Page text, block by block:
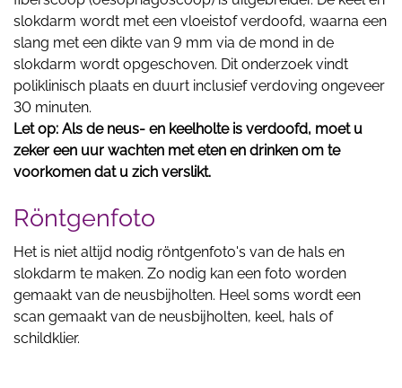
slokdarm wordt met een vloeistof verdoofd, waarna een
slang met een dikte van 9 mm via de mond in de
slokdarm wordt opgeschoven. Dit onderzoek vindt
poliklinisch plaats en duurt inclusief verdoving ongeveer
30 minuten.
Let op: Als de neus- en keelholte is verdoofd, moet u
zeker een uur wachten met eten en drinken om te
voorkomen dat u zich verslikt.
Röntgenfoto
Het is niet altijd nodig röntgenfoto's van de hals en
slokdarm te maken. Zo nodig kan een foto worden
gemaakt van de neusbijholten. Heel soms wordt een
scan gemaakt van de neusbijholten, keel, hals of
schildklier.